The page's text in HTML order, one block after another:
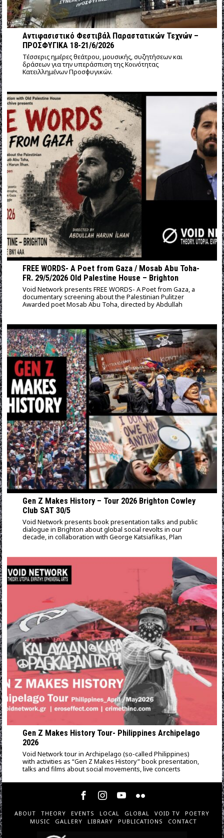
Αντιφασιστικό Φεστιβάλ Παραστατικών Τεχνών –
ΠΡΟΣΦΥΓΙΚΑ 18-21/6/2026
Τέσσερις ημέρες θεάτρου, μουσικής, συζητήσεων και
δράσεων για την υπεράσπιση της Κοινότητας
Κατειλλημένων Προσφυγικών.
FREE WORDS- A Poet from Gaza / Mosab Abu Toha-
FR. 29/5/2026 Old Palestine House – Brighton
Void Network presents FREE WORDS- A Poet from Gaza, a
documentary screening about the Palestinian Pulitzer
Awarded poet Mosab Abu Toha, directed by Abdullah
Gen Z Makes History – Tour 2026 Brighton Cowley
Club SAT 30/5
Void Network presents book presentation talks and public
dialogue in Brighton about global social revolts in our
decade, in collaboration with George Katsiafikas, Plan
Gen Z Makes History Tour- Philippines Archipelago
2026
Void Network tour in Archipelago (so-called Philippines)
with activities as “Gen Z Makes History” book presentation,
talks and films about social movements, live concerts
ABOUT THEORY EVENTS LOCAL GLOBAL VOID TV
POETRY
MUSIC
GALLERY LIBRARY PUBLICATIONS CONTACT